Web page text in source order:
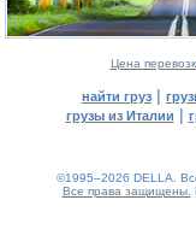
Цена
найти груз |
грузы из Италии |
©1995–2026 DELLA.
Все права защищены.